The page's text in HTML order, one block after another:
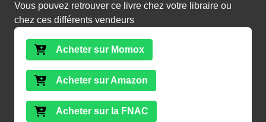
Vous pouvez retrouver ce livre chez votre libraire ou
chez ces différents vendeurs
Acheter sur Momox
Acheter sur Amazon
Acheter sur la FNAC